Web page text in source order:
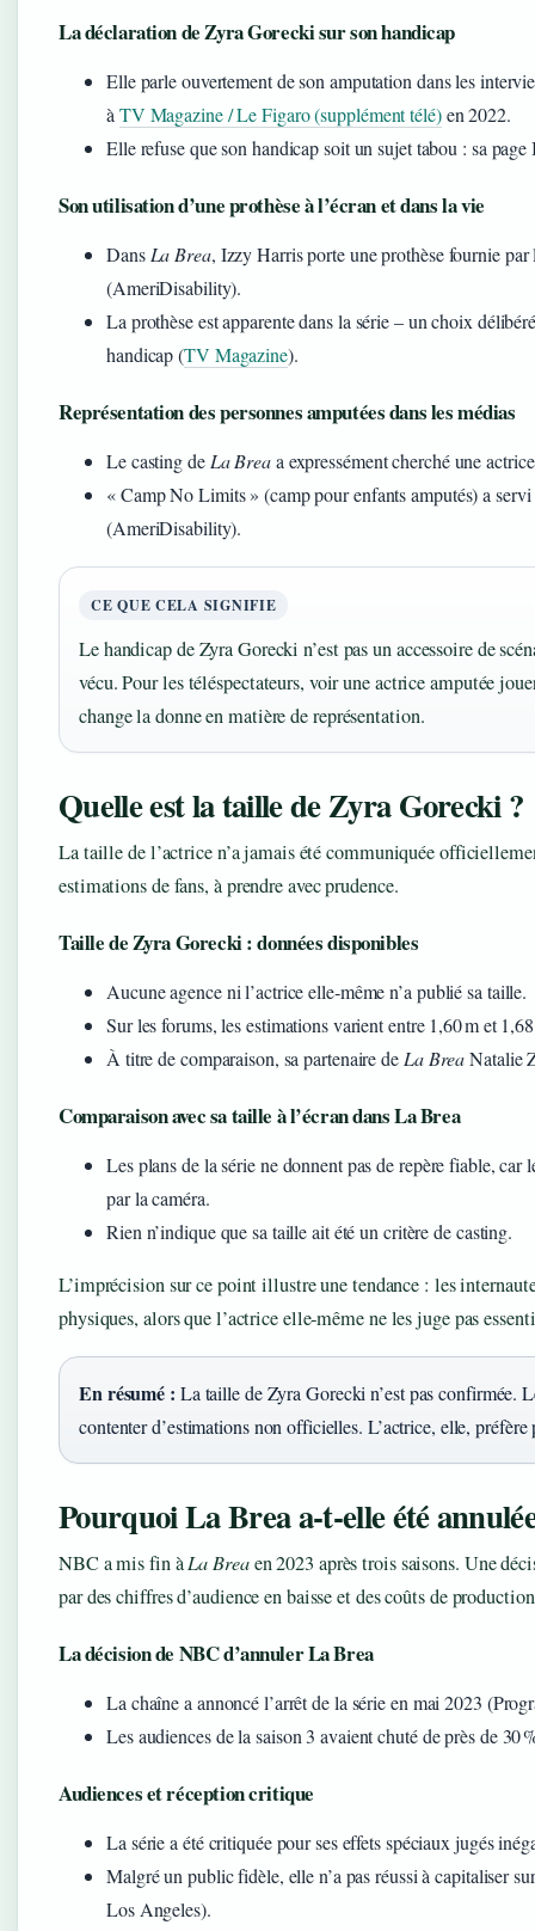
La déclaration de Zyra Gorecki sur son handicap
Elle parle ouvertement de son amputation dans les
à TV Magazine / Le Figaro (supplément télé)en 2022.
Elle refuse que son handicap soit un sujet tabou : sa
Son utilisation d’une prothèse à l’écran et dans la vie
Dans La Brea, Izzy Harris porte une prothèse fournie
(AmeriDisability).
La prothèse est apparente dans la série – un choix
handicap (TV Magazine).
Représentation des personnes amputées dans les médias
Le casting de La Breaa expressément cherché une
« Camp No Limits » (camp pour enfants amputés) a
(AmeriDisability).
CE QUE CELA SIGNIFIE
Le handicap de Zyra Gorecki n’est pas un accessoire de
vécu. Pour les téléspectateurs, voir une actrice amputée
change la donne en matière de représentation.
Quelle est la taille de Zyra Gorecki ?
La taille de l’actrice n’a jamais été communiquée
estimations de fans, à prendre avec prudence.
Taille de Zyra Gorecki : données disponibles
Aucune agence ni l’actrice elle‑même n’a publié sa taille.
Sur les forums, les estimations varient entre 1,60 m et
À titre de comparaison, sa partenaire de La BreaNatalie
Comparaison avec sa taille à l’écran dans La Brea
Les plans de la série ne donnent pas de repère fiable,
par la caméra.
Rien n’indique que sa taille ait été un critère de casting.
L’imprécision sur ce point illustre une tendance : les
physiques, alors que l’actrice elle‑même ne les juge pas
En résumé : La taille de Zyra Gorecki n’est pas confirmée.
contenter d’estimations non officielles. L’actrice, elle,
Pourquoi La Brea a‑t‑elle été
NBC a mis fin àLa Breaen 2023 après trois saisons. Une
par des chiffres d’audience en baisse et des coûts de
La décision de NBC d’annuler La Brea
La chaîne a annoncé l’arrêt de la série en mai 2023
Les audiences de la saison 3 avaient chuté de près de 30
Audiences et réception critique
La série a été critiquée pour ses effets spéciaux jugés
Malgré un public fidèle, elle n’a pas réussi à capitaliser
Los Angeles).